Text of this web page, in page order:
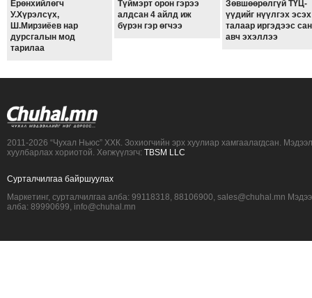
Ерөнхийлөгч
У.Хүрэлсүх,
Ш.Мирзиёев нар
дурсгалын мод
тарилаа
Түймэрт орон гэрээ
алдсан 4 айлд иж
бүрэн гэр өгчээ
Зөвшөөрөлгүй ТҮЦ-
үүдийг нүүлгэх эсэх
талаар иргэдээс
авч эхэллээ
2011-2026 “Чухал Ньюс” ХХК. Зохиогчийн эрх хуулиар хамгаалагдсан.
хуулбарлах хориотой. Хөгжүүлэгч: TBSM LLC
Сурталчилгаа байршуулах
Маркетинг, сурталчилгаа алба: 99118318, 88106900, sales@chuhal.mn
алба: 89990699, info@chuhal.mn